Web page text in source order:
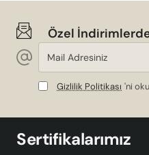
Özel
Mail
Adresiniz
Gizlilik Politikası 'ni
Sertifikalarımız